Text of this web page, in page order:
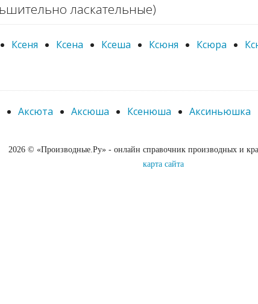
ласкательные)
Ксеня Ксена Ксеша Ксюня Ксюра
Аксюта Аксюша Ксенюша Аксиньюшка
2026 © «Производные.Ру» - онлайн справочник производных и
карта сайта